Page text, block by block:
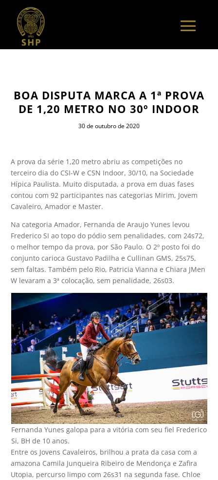
BOA DISPUTA MARCA A 1ª PROVA
DE 1,20 METRO NO 30º INDOOR
30 de outubro de 2020
A prova da série 1,20 metro abriu as competições no
terceiro dia do CSI-W e CSN Indoor, 30/10, na Sociedade
Hípica Paulista. Muito disputada, a prova em duas fases
contou com 92 participantes nas categorias Mirim, Jovem
Cavaleiro, Amador e Master.
Na categoria Amador, Fernanda de Araujo Yunes levou
Frederico SI ao topo do pódio sem penalidades, com 24s72,
o melhor tempo da prova, por São Paulo. O 2º posto foi do
conjunto carioca Gustavo Padilha e Cullinan GMS, 25s75,
sem faltas. Também pelo Rio, Patricia Vianna e Chiara JMen
W levaram a 3ª colocação, sem penalidade, 26s03.
Fernanda Yunes galopa para a vitória com seu fiel Frederico
Si, BH de 10 anos.
Entre os Jovens Cavaleiros, brilhou a prata da casa com a
amazona Camila Junqueira Ribeiro de Mendonça e Zafira
Utopia, percurso limpo com 26s31 na segunda fase. Chloe